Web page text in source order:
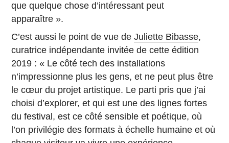
que quelque chose d’intéressant peut
apparaître ».
C’est aussi le point de vue deJuliette Bibasse,
curatrice indépendante invitée de cette édition
2019 : « Le côté tech des installations
n’impressionne plus les gens, et ne peut plus être
le cœur du projet artistique. Le parti pris que j’ai
choisi d’explorer, et qui est une des lignes fortes
du festival, est ce côté sensible et poétique, où
l’on privilégie des formats à échelle humaine et où